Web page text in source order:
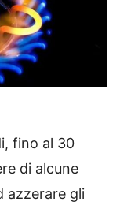
fino al 30
di alcune
azzerare gli